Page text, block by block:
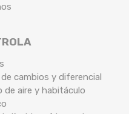
cambios y diferencial
de aire y habitáculo